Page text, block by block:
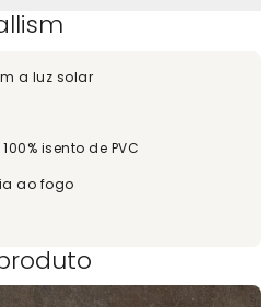
a luz solar
isento de PVC
ao fogo